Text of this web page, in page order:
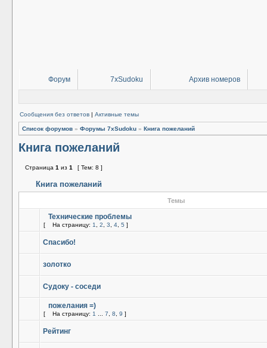
Форум 7xSudoku Архив номеров
Сообщения без ответов | Активные темы
Список форумов » Форумы 7xSudoku » Книга пожеланий
Книга пожеланий
Страница 1 из 1 [ Тем: 8 ]
Книга пожеланий
Темы
Технические проблемы
[ На страницу: 1 2 3 4 5 ]
Спасибо!
золотко
Судоку - соседи
пожелания =)
[ На страницу: 1 7 8 9 ]
Рейтинг